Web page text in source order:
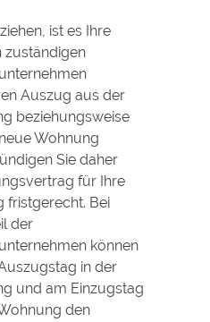
ist es Ihre
zuständigen
Auszug aus der
beziehungsweise
Wohnung
Sie daher
für Ihre
fristgerecht. Bei
der
können
in der
und am Einzugstag
den